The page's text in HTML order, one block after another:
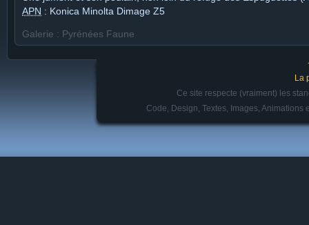
APN : Konica Minolta Dimage Z5
Galerie : Pyrénées Faune
La
Ce site respecte (vraiment) les
Code, Design, Textes, Images,